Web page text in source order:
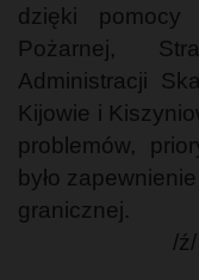
dzięki pomocy
Pożarnej,
Administracji
Kijowie i
problemów,
było
granicznej.
/